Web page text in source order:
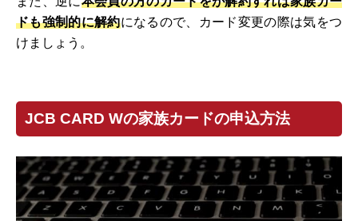
ドも強制的に解約になるので、カード変更の際は気をつ
けましょう。
JCB CARD Wの家族カードの申込方法